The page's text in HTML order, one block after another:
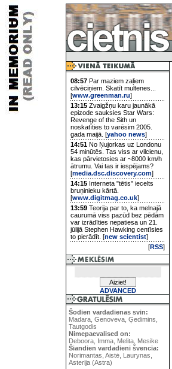
08:57 Par maziem zaļiem
cilvēciņiem. Skatīt multenes...
[www.greenman.ru]
13:15 Zvaigžņu karu jaunākā
epizode sauksies Star Wars:
Revenge of the Sith un
noskatīties to varēsim 2005.
gada maijā. [yahoo news]
14:51 No Ņujorkas uz Londonu
54 minūtēs. Tas viss ar vilcienu,
kas pārvietosies ar ~8000 km/h
ātrumu. Vai tas ir iespējams?
[media.dsc.discovery.com]
14:15 Interneta "tētis" iecelts
bruņinieku kārtā.
[www.digitmag.co.uk]
13:59 Teorija par to, ka melnajā
caurumā viss pazūd bez pēdām
var izrādīties nepatiesa un 21.
jūlijā Stephen Hawking centīsies
to pierādīt. [new scientist]
[RSS]
ADVANCED
Šodien vardadienas svin:
Madara, Genoveva, Ģedimins,
Tautgodis
Nimepaevalised on:
Deboora, Imma, Melita, Mesike
Šiandien vardadieni švencia:
Norimantas, Aistė, Laurynas,
Asterija (Astra)